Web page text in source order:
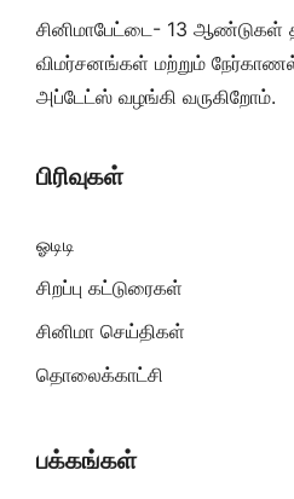
சினிமாபேட்டை- 13 ஆண்டுகள்
விமர்சனங்கள் மற்றும்
அப்டேட்ஸ் வழங்கி வருகிறோம்.
பிரிவுகள்
ஓடிடி
சிறப்பு கட்டுரைகள்
சினிமா செய்திகள்
தொலைக்காட்சி
பக்கங்கள்